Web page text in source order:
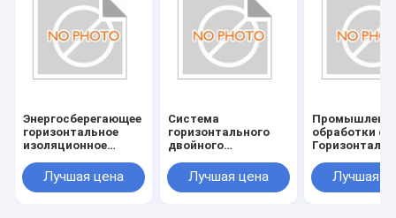
Энергосберегающее
горизонтальное
изоляционное
остекленное стекло
с питанием
Лучшая цена
Система
горизонтального
двойного
питанием
380V/50Hz
Лучшая цена
обработки
стекло/
стекло с
Лучшая